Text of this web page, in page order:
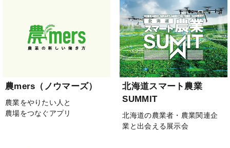
農mers（ノウマーズ）
農業をやりたい人と
農場をつなぐアプリ
北海道スマート農業
SUMMIT
北海道の農業者・農業関連企
業と出会える展示会